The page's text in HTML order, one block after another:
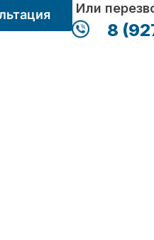
Или
8